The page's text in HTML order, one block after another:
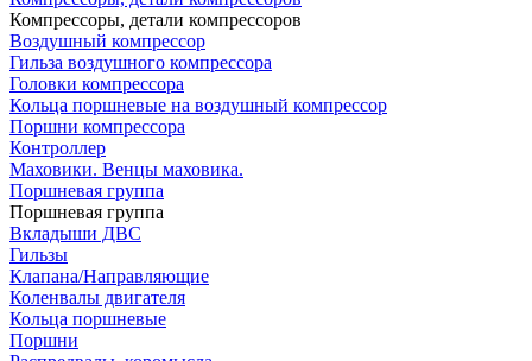
Компрессоры, детали компрессоров
Воздушный компрессор
Гильза воздушного компрессора
Головки компрессора
Кольца поршневые на воздушный компрессор
Поршни компрессора
Контроллер
Маховики. Венцы маховика.
Поршневая группа
Поршневая группа
Вкладыши ДВС
Гильзы
Клапана/Направляющие
Коленвалы двигателя
Кольца поршневые
Поршни